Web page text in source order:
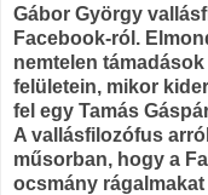
Gábor György
Facebook-ról.
nemtelen
felületein, mikor
fel egy Tamás
A vallásfilozófus
műsorban, hogy a
ocsmány